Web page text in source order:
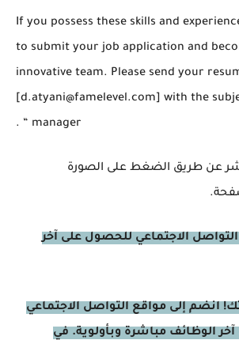
If you possess these skills and
to submit your job application and
innovative team. Please send your
[d.atyani@famelevel.com] with the
manager “ .
عن طريق الضغط على الصورة
الاجتماعي للحصول على آخر
انضم إلى مواقع التواصل الاجتماعي
الوظائف مباشرة وبأولوية. في